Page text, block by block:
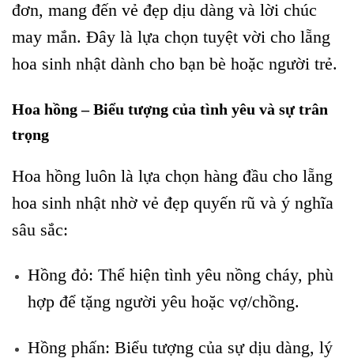
đơn, mang đến vẻ đẹp dịu dàng và lời chúc
may mắn. Đây là lựa chọn tuyệt vời cho lẵng
hoa sinh nhật dành cho bạn bè hoặc người trẻ.
Hoa hồng – Biểu tượng của tình yêu và sự trân
trọng
Hoa hồng luôn là lựa chọn hàng đầu cho lẵng
hoa sinh nhật nhờ vẻ đẹp quyến rũ và ý nghĩa
sâu sắc:
Hồng đỏ: Thể hiện tình yêu nồng cháy, phù
hợp để tặng người yêu hoặc vợ/chồng.
Hồng phấn: Biểu tượng của sự dịu dàng, lý